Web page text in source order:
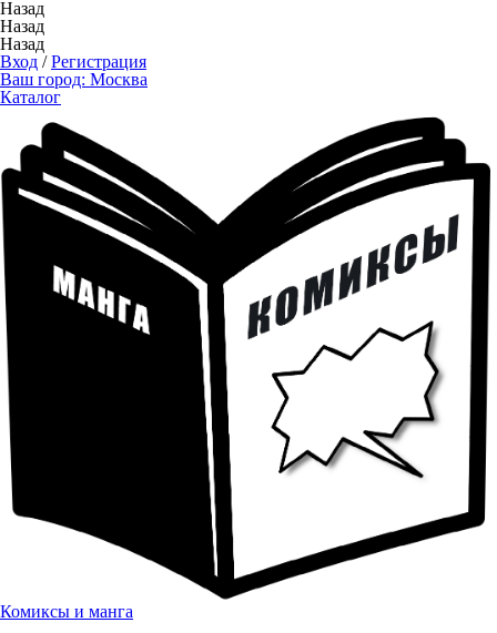
Назад
Назад
Назад
Вход /Регистрация
Ваш город: Москва
Каталог
Комиксы и манга